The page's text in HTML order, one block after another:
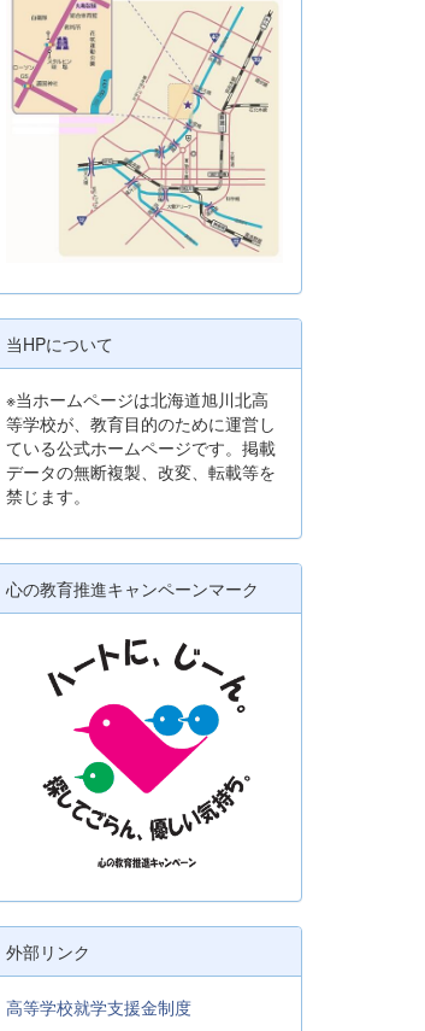
当HPについて
※当ホームページは北海道旭川北高
等学校が、教育目的のために運営し
ている公式ホームページです。掲載
データの無断複製、改変、転載等を
禁じます。
心の教育推進キャンペーンマーク
外部リンク
高等学校就学支援金制度